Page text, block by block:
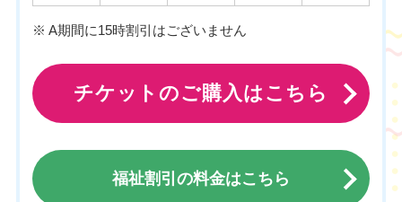
※ A期間に15時割引はございません
チケットのご購入はこちら
福祉割引の料金はこちら